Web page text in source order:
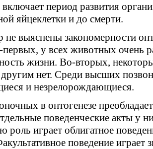
период развития
яйцеклетки и до смерти.
не выяснены закономерности
у всех животных очень
жизни. Во-вторых,
нет. Среди высших
и незрелорождающиеся.
в онтогенезе
поведенческие акты у
роль играет облигатное
поведение